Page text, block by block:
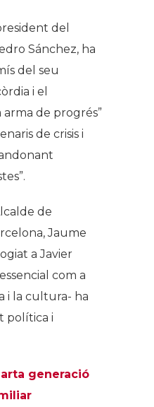
del
Sánchez, ha
del seu
i el
de progrés”
de crisis i
de
Jaume
a Javier
com a
i la cultura- ha
política i
generació